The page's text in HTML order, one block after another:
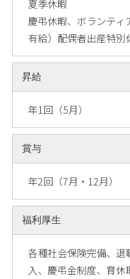
夏季休暇
慶弔休暇、ボランテ
有給）配偶者出産特別
昇給
年1回（5月）
賞与
年2回（7月・12月）
福利厚生
各種社会保険完備、
入、慶弔金制度、育